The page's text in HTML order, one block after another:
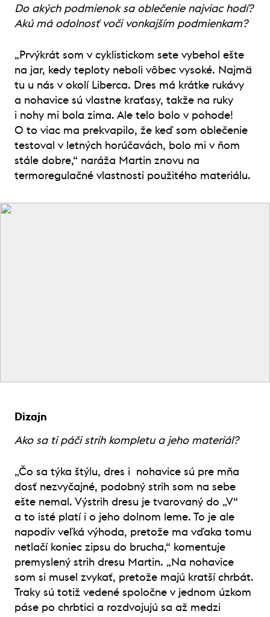
Do akých podmienok sa oblečenie najviac hodí?
Akú má odolnosť voči vonkajším podmienkam?
„Prvýkrát som v cyklistickom sete vybehol ešte
na jar, kedy teploty neboli vôbec vysoké. Najmä
tu u nás v okolí Liberca. Dres má krátke rukávy
a nohavice sú vlastne kraťasy, takže na ruky
i nohy mi bola zima. Ale telo bolo v pohode!
O to viac ma prekvapilo, že keď som oblečenie
testoval v letných horúčavách, bolo mi v ňom
stále dobre,“ naráža Martin znovu na
termoregulačné vlastnosti použitého materiálu.
Dizajn
Ako sa ti páči strih kompletu a jeho materiál?
„Čo sa týka štýlu, dres i nohavice sú pre mňa
dosť nezvyčajné, podobný strih som na sebe
ešte nemal. Výstrih dresu je tvarovaný do „V“
a to isté platí i o jeho dolnom leme. To je ale
napodiv veľká výhoda, pretože ma vďaka tomu
netlačí koniec zipsu do brucha,“ komentuje
premyslený strih dresu Martin. „Na nohavice
som si musel zvykať, pretože majú kratší chrbát.
Traky sú totiž vedené spoločne v jednom úzkom
páse po chrbtici a rozdvojujú sa až medzi